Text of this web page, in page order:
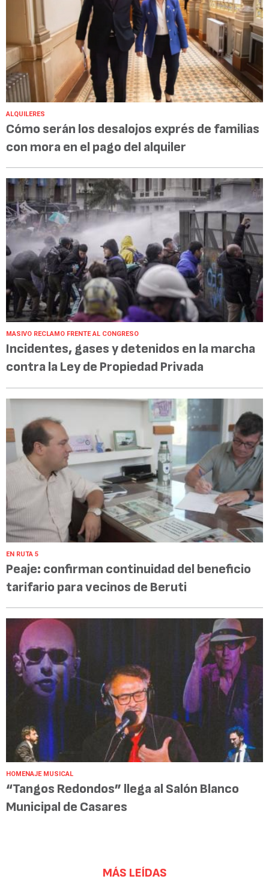
ALQUILERES
Cómo serán los desalojos exprés de familias
con mora en el pago del alquiler
MASIVO RECLAMO FRENTE AL CONGRESO
Incidentes, gases y detenidos en la marcha
contra la Ley de Propiedad Privada
EN RUTA 5
Peaje: confirman continuidad del beneficio
tarifario para vecinos de Beruti
HOMENAJE MUSICAL
“Tangos Redondos” llega al Salón Blanco
Municipal de Casares
MÁS LEÍDAS